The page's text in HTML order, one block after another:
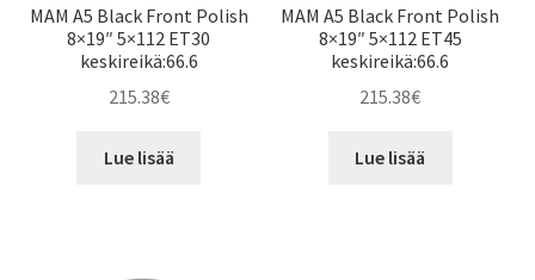
MAM A5 Black Front Polish
8×19″ 5×112 ET30
keskireikä:66.6
215.38€
Lue lisää
MAM A5 Black Front Polish
8×19″ 5×112 ET45
keskireikä:66.6
215.38€
Lue lisää